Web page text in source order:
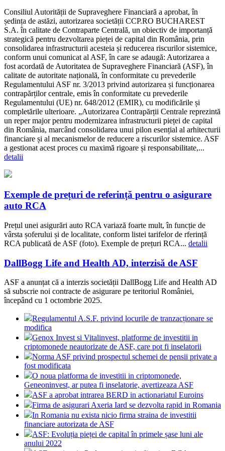
Consiliul Autorității de Supraveghere Financiară a aprobat, în
ședința de astăzi, autorizarea societății CCP.RO BUCHAREST
S.A. în calitate de Contraparte Centrală, un obiectiv de importanță
strategică pentru dezvoltarea pieței de capital din România, prin
consolidarea infrastructurii acesteia și reducerea riscurilor sistemice,
conform unui comunicat al ASF, în care se adaugă: Autorizarea a
fost acordată de Autoritatea de Supraveghere Financiară (ASF), în
calitate de autoritate națională, în conformitate cu prevederile
Regulamentului ASF nr. 3/2013 privind autorizarea și funcționarea
contrapărților centrale, emis în conformitate cu prevederile
Regulamentului (UE) nr. 648/2012 (EMIR), cu modificările și
completările ulterioare. „Autorizarea Contrapărții Centrale reprezintă
un reper major pentru modernizarea infrastructurii pieței de capital
din România, marcând consolidarea unui pilon esențial al arhitecturii
financiare și al mecanismelor de reducere a riscurilor sistemice. ASF
a gestionat acest proces cu maximă rigoare și responsabilitate,...
detalii
Exemple de prețuri de referință pentru o asigurare
auto RCA
Prețul unei asigurări auto RCA variază foarte mult, în funcție de
vârsta șoferului și de localitate, conform listei tarifelor de rferință
RCA publicată de ASF (foto). Exemple de prețuri RCA... detalii
DallBogg Life and Health AD, interzisă de ASF
ASF a anunțat că a interzis societății DallBogg Life and Health AD
să subscrie noi contracte de asigurare pe teritoriul României,
începând cu 1 octombrie 2025.
Regulamentul A.S.F. privind locurile de tranzacționare se
modifica
Genox Invest si Vitalinvest, platforme de investitii in
criptomonede neautorizate de ASF, care pot fi inselatorii
Norma ASF privind prospectul schemei de pensii private a
fost modificata
O noua platforma de investitii in criptomonede,
Geneoninvest, ar putea fi inselatorie, avertizeaza ASF
ASF a aprobat intrarea BERD in actionariatul Euroins
Firma de asigurari Axeria Iard se dezvolta rapid in Romania
In Romania nu exista nicio firma straina de investitii
financiare autorizata de ASF
ASF: Evoluția pieței de capital în primele șase luni ale
anului 2022